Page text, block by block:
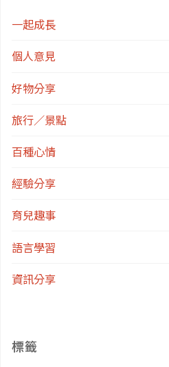
一起成長
個人意見
好物分享
旅行／景點
百種心情
經驗分享
育兒趣事
語言學習
資訊分享
標籤